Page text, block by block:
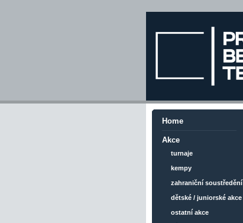
Home
Akce
turnaje
kempy
zahraniční soustředění
dětské / juniorské akce
ostatní akce